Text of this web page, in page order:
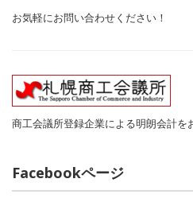
お気軽にお問い合わせください！
商工会議所登録企業による明朗会計を
Facebookページ